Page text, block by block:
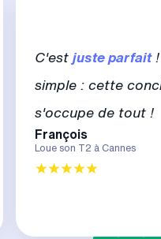
C'est juste parfait!
simple : cette
s'occupe de tout !
François
Loue son T2 à Cannes